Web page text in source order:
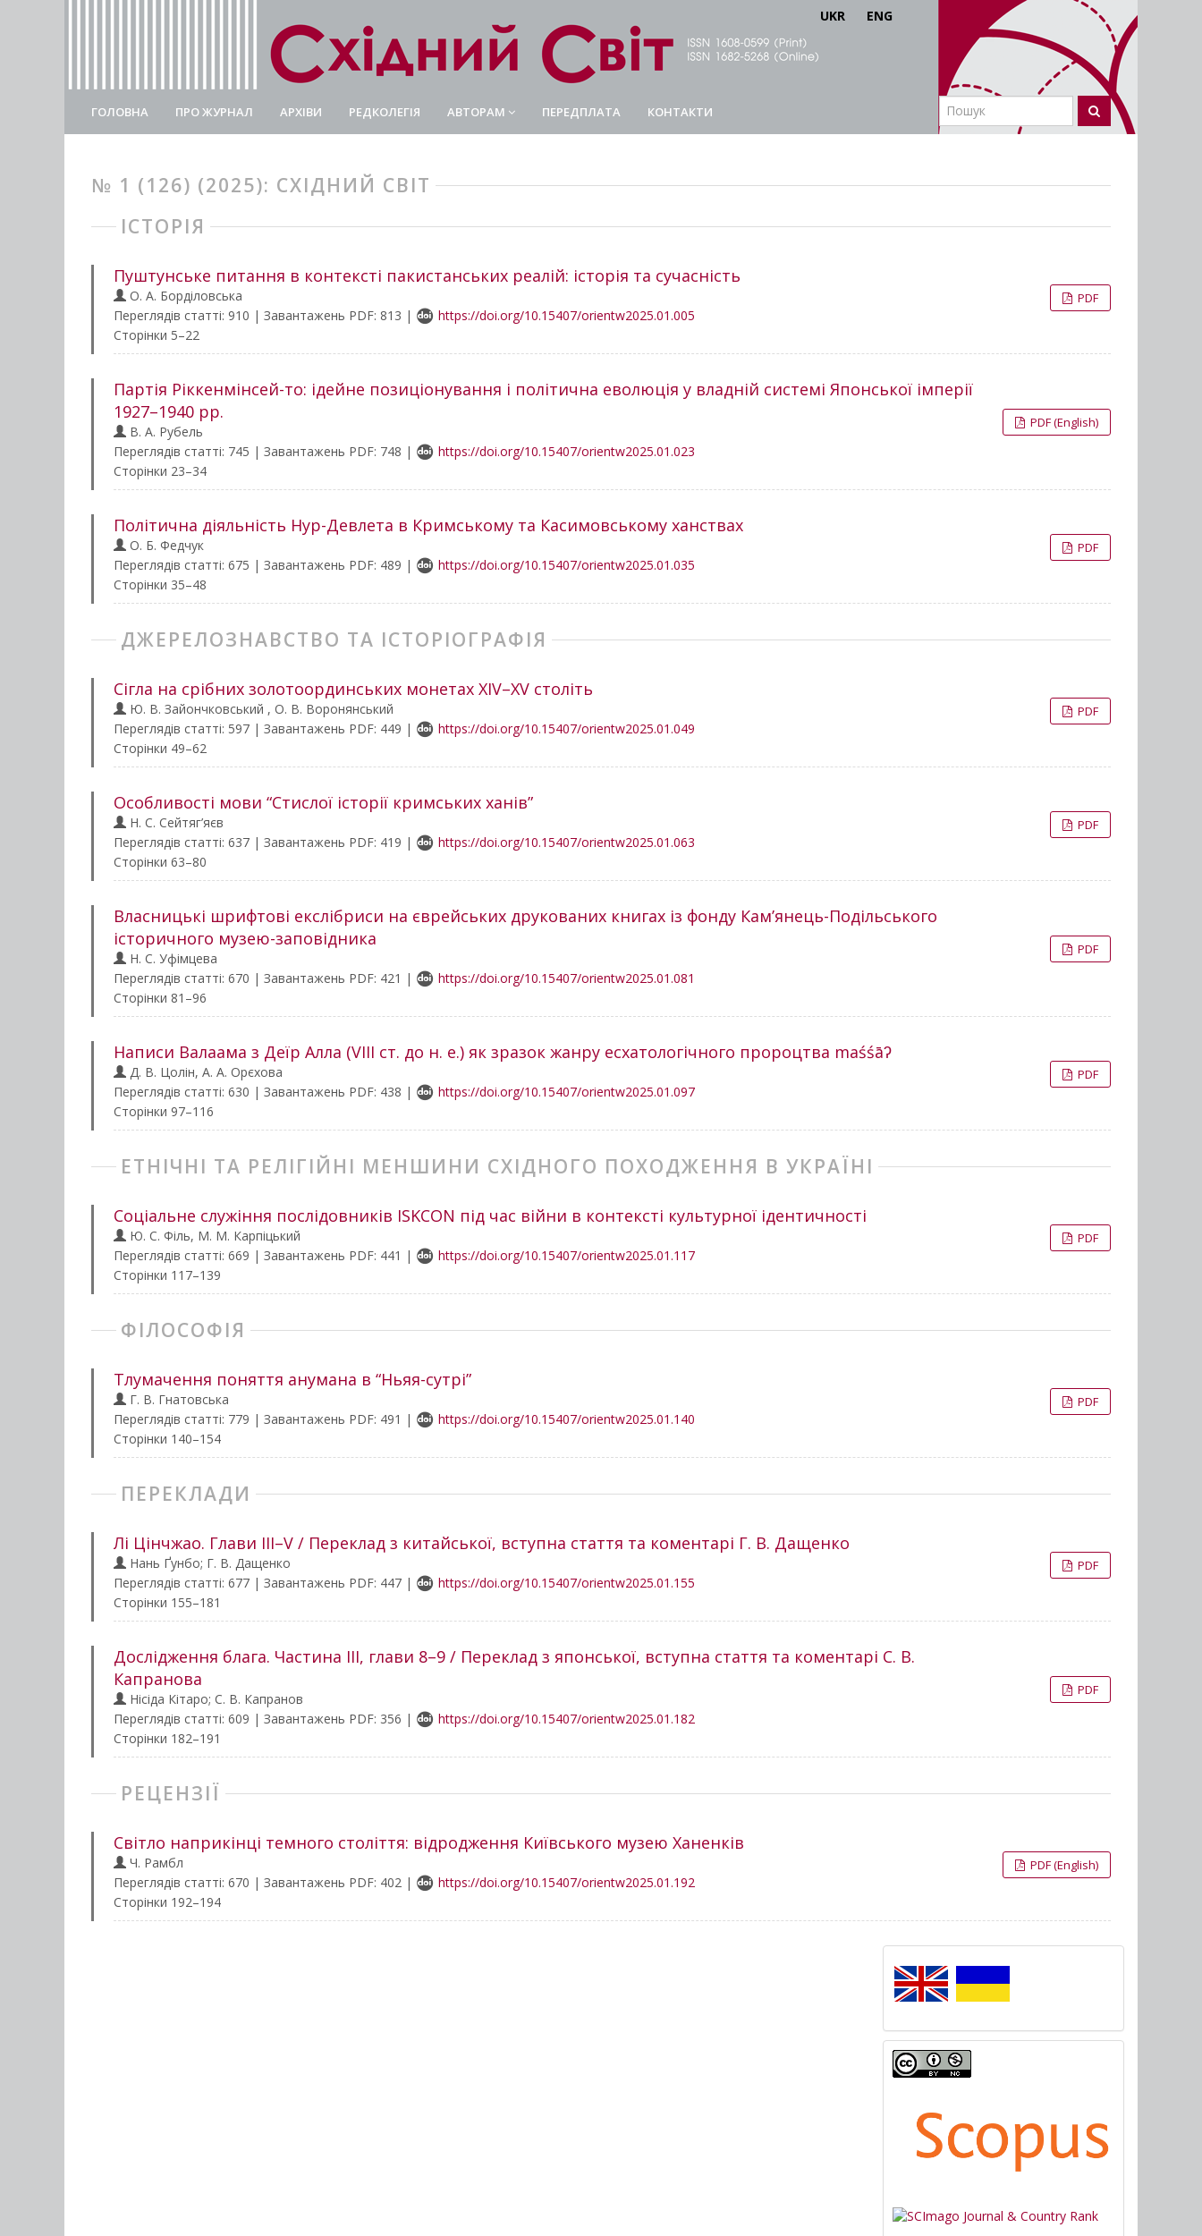
UKR ENG
ГОЛОВНА ПРО ЖУРНАЛ АРХІВИ РЕДКОЛЕГІЯ АВТОРАМ ПЕРЕДПЛАТА КОНТАКТИ
№ 1 (126) (2025): СХІДНИЙ СВІТ
ІСТОРІЯ
Пуштунське питання в контексті пакистанських реалій: історія та сучасність
O. А. Борділовська
Переглядів статті: 910 | Завантажень PDF: 813 |
https://doi.org/10.15407/orientw2025.01.005
PDF
Сторінки 5–22
Партія Ріккенмінсей-то: ідейне позиціонування і політична еволюція у владній системі Японської імперії
1927–1940 рр.
В. А. Рубель
Переглядів статті: 745 | Завантажень PDF: 748 |
https://doi.org/10.15407/orientw2025.01.023
PDF (English)
Сторінки 23–34
Політична діяльність Нур-Девлета в Кримському та Касимовському ханствах
О. Б. Федчук
Переглядів статті: 675 | Завантажень PDF: 489 |
https://doi.org/10.15407/orientw2025.01.035
PDF
Сторінки 35–48
ДЖЕРЕЛОЗНАВСТВО ТА ІСТОРІОГРАФІЯ
Сігла на срібних золотоординських монетах XIV–XV століть
Ю. В. Зайончковський , О. В. Воронянський
Переглядів статті: 597 | Завантажень PDF: 449 |
https://doi.org/10.15407/orientw2025.01.049
PDF
Сторінки 49–62
Особливості мови “Стислої історії кримських ханів”
Н. С. Сейтяг’яєв
Переглядів статті: 637 | Завантажень PDF: 419 |
https://doi.org/10.15407/orientw2025.01.063
PDF
Сторінки 63–80
Власницькі шрифтові екслібриси на єврейських друкованих книгах із фонду Кам’янець-Подільського
історичного музею-заповідника
Н. С. Уфімцева
Переглядів статті: 670 | Завантажень PDF: 421 |
https://doi.org/10.15407/orientw2025.01.081
PDF
Сторінки 81–96
Написи Валаама з Деїр Алла (VIII ст. до н. е.) як зразок жанру есхатологічного пророцтва maśśāʔ
Д. В. Цолін, А. А. Орєхова
Переглядів статті: 630 | Завантажень PDF: 438 |
https://doi.org/10.15407/orientw2025.01.097
PDF
Сторінки 97–116
ЕТНІЧНІ ТА РЕЛІГІЙНІ МЕНШИНИ СХІДНОГО ПОХОДЖЕННЯ В УКРАЇНІ
Соціальне служіння послідовників ISKCON під час війни в контексті культурної ідентичності
Ю. С. Філь, М. М. Карпіцький
Переглядів статті: 669 | Завантажень PDF: 441 |
https://doi.org/10.15407/orientw2025.01.117
PDF
Сторінки 117–139
ФІЛОСОФІЯ
Тлумачення поняття анумана в “Ньяя-сутрi”
Г. В. Гнатовська
Переглядів статті: 779 | Завантажень PDF: 491 |
https://doi.org/10.15407/orientw2025.01.140
PDF
Сторінки 140–154
ПЕРЕКЛАДИ
Лі Цінчжао. Глави III–V / Переклад з китайської, вступна стаття та коментарі Г. В. Дащенко
Нань Ґунбо; Г. В. Дащенко
Переглядів статті: 677 | Завантажень PDF: 447 |
https://doi.org/10.15407/orientw2025.01.155
PDF
Сторінки 155–181
Дослідження блага. Частина ІІІ, глави 8–9 / Переклад з японської, вступна стаття та коментарі С. В.
Капранова
Нісіда Кітаро; С. В. Капранов
Переглядів статті: 609 | Завантажень PDF: 356 |
https://doi.org/10.15407/orientw2025.01.182
PDF
Сторінки 182–191
РЕЦЕНЗІЇ
Світло наприкінці темного століття: відродження Київського музею Ханенків
Ч. Рамбл
Переглядів статті: 670 | Завантажень PDF: 402 |
https://doi.org/10.15407/orientw2025.01.192
PDF (English)
Сторінки 192–194